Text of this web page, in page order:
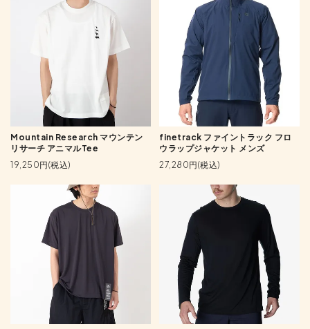
Mountain Research マウンテン
リサーチ アニマルTee
19,250円(税込)
finetrack ファイントラック フロ
ウラップジャケット メンズ
27,280円(税込)